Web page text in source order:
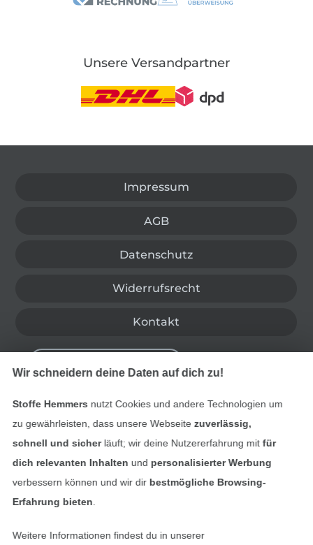
Unsere Versandpartner
Impressum
AGB
Datenschutz
Widerrufsrecht
Kontakt
Finde mehr Inspiration
Wir schneidern deine Daten auf dich zu!
Stoffe Hemmers nutzt Cookies und andere Technologien um
zu gewährleisten, dass unsere Webseite zuverlässig,
schnell und sicherläuft; wir deine Nutzererfahrung mitfür
dich relevanten Inhalten und personalisierter Werbung
verbessern können und wir dir bestmögliche Browsing-
Erfahrung bieten
Weitere Informationen findest du in unserer